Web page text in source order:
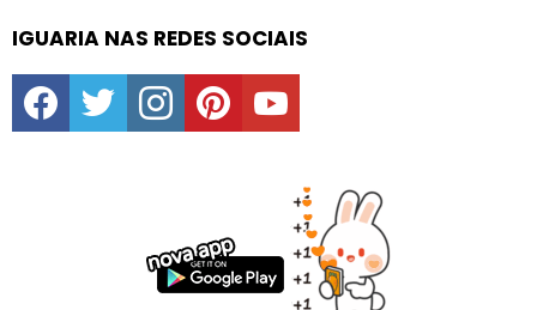
IGUARIA NAS REDES SOCIAIS
facebooktwitter instagrampinterestyoutube